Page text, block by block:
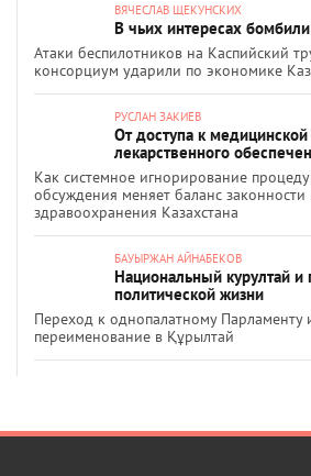
ВЯЧЕСЛАВ ЩЕКУНСКИХ
В чьих интересах
Атаки беспилотников на Каспийский
консорциум ударили по экономике
РУСЛАН ЗАКИЕВ
От доступа к
лекарственного
Как системное игнорирование
обсуждения меняет баланс законности
здравоохранения Казахстана
БАУЫРЖАН АЙНАБЕКОВ
Национальный курултай и
политической жизни
Переход к однопалатному Парламенту
переименование в Құрылтай